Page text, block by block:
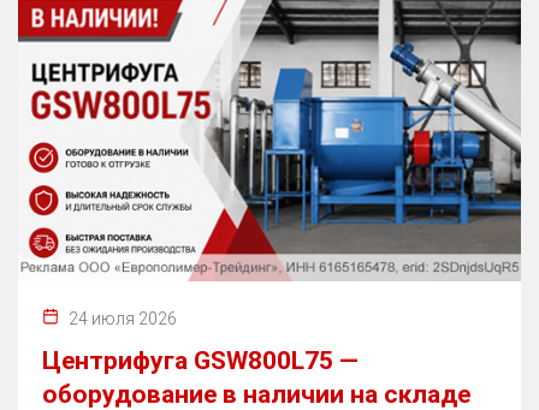
24 июля 2026
Центрифуга GSW800L75 —
оборудование в наличии на складе